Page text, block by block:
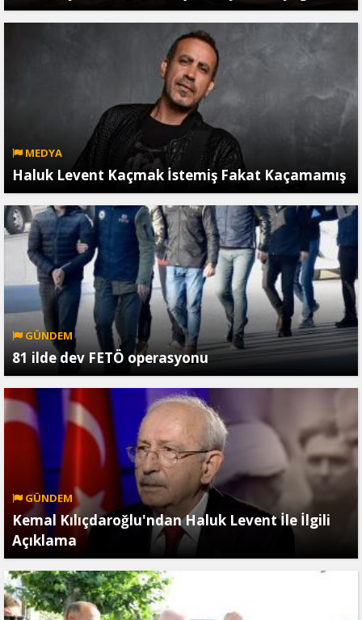
MEDYA
Haluk Levent Kaçmak İstemiş Fakat Kaçamamış
GÜNDEM
81 ilde dev FETÖ operasyonu
GÜNDEM
Kemal Kılıçdaroğlu'ndan Haluk Levent İle İlgili
Açıklama